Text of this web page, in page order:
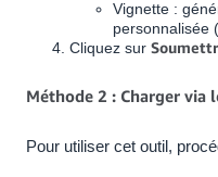
Vignette :
personnalisée
Cliquez sur
Méthode 2 : Charger via
Pour utiliser cet outil,